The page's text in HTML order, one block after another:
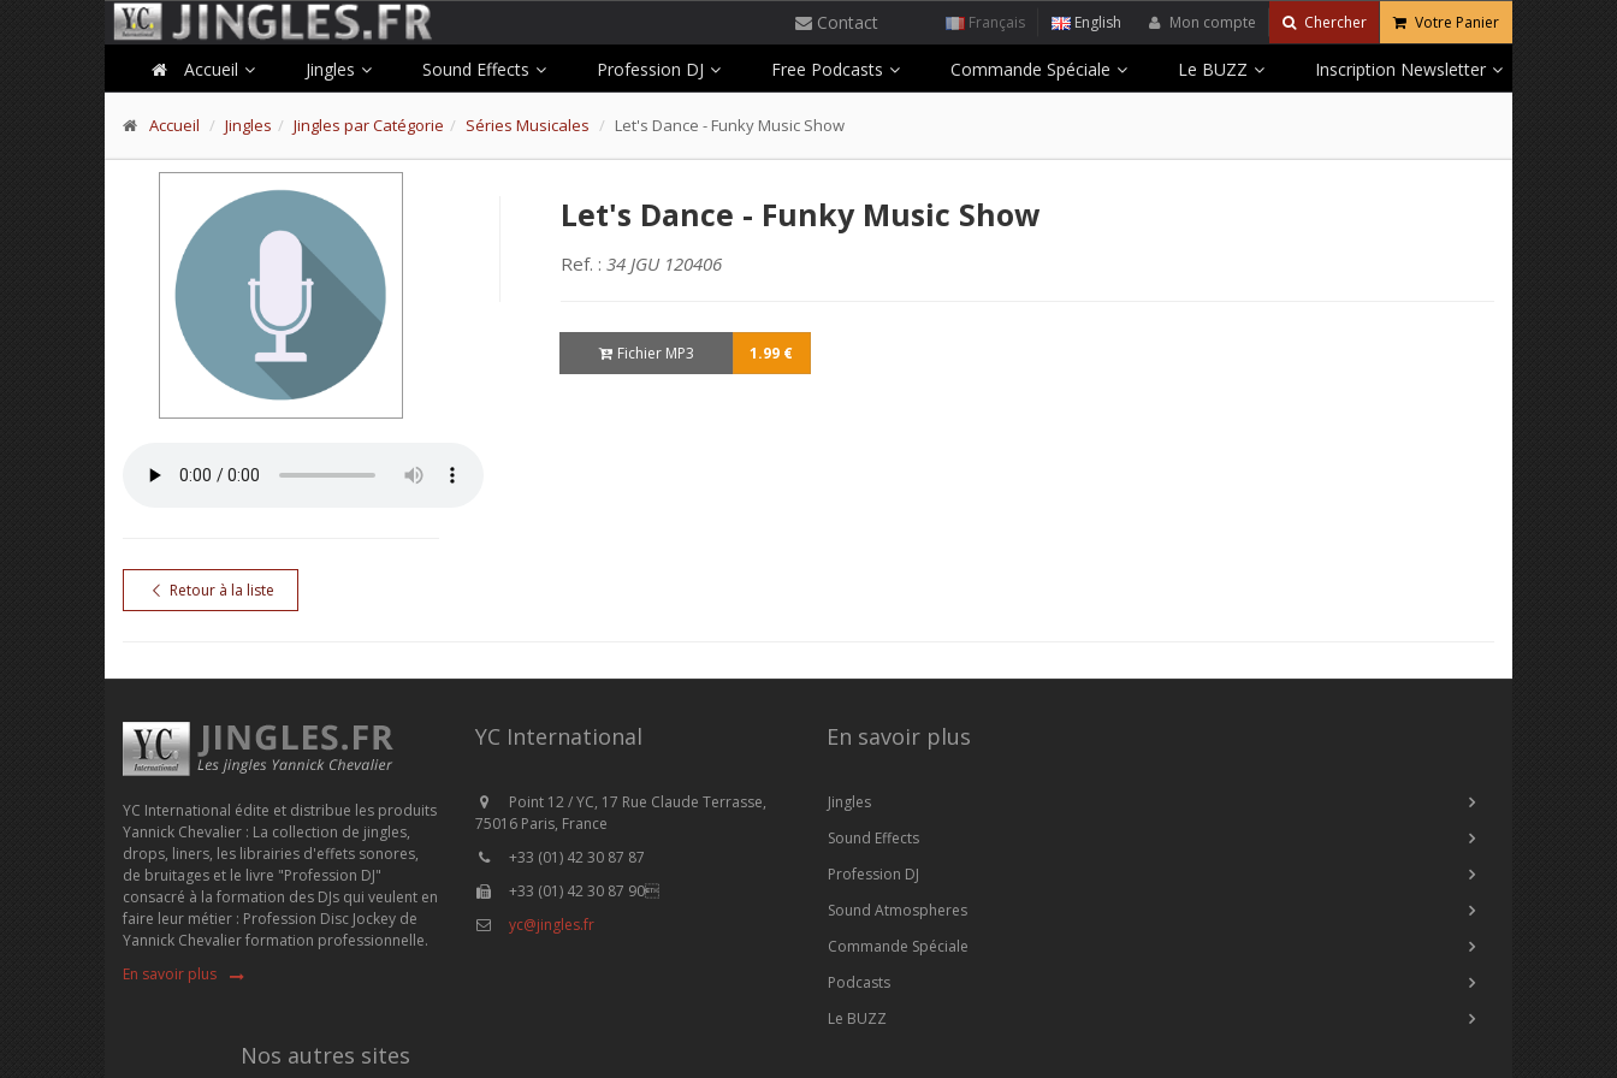
Contact Français English Mon compte Chercher Votre Panier
Accueil Jingles Sound Effects Profession DJ Free Podcasts Commande Spéciale Le BUZZ Inscription Newsletter
Accueil Jingles Jingles par Catégorie Séries Musicales Let's Dance - Funky Music Show
Retour à la liste
Let's Dance - Funky Music Show
Ref. : 34 JGU 120406
Fichier MP3 1.99 €
YC International édite et distribue les produits
Yannick Chevalier : La collection de jingles,
drops, liners, les librairies d'effets sonores,
de bruitages et le livre "Profession DJ"
consacré à la formation des DJs qui veulent en
faire leur métier : Profession Disc Jockey de
Yannick Chevalier formation professionnelle.
YC International
Point 12 / YC, 17 Rue Claude Terrasse,
75016 Paris, France
+33 (01) 42 30 87 87
+33 (01) 42 30 87 90
yc@jingles.fr
En savoir plus
En savoir plus
Jingles
Sound Effects
Profession DJ
Sound Atmospheres
Commande Spéciale
Podcasts
Le BUZZ
Nos autres sites